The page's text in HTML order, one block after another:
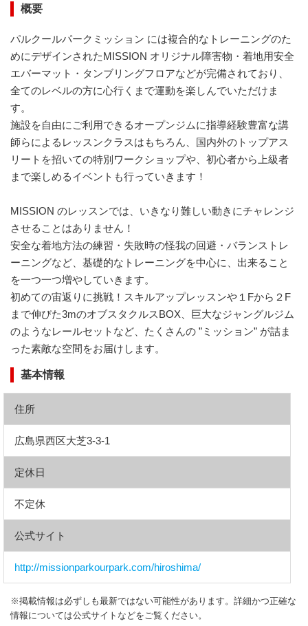
概要
パルクールパークミッション には複合的なトレーニングのた
めにデザインされたMISSION オリジナル障害物・着地用安全
エバーマット・タンブリングフロアなどが完備されており、
全てのレベルの方に心行くまで運動を楽しんでいただけま
す。
施設を自由にご利用できるオープンジムに指導経験豊富な講
師らによるレッスンクラスはもちろん、国内外のトップアス
リートを招いての特別ワークショップや、初心者から上級者
まで楽しめるイベントも行っていきます！
MISSION のレッスンでは、いきなり難しい動きにチャレンジ
させることはありません！
安全な着地方法の練習・失敗時の怪我の回避・バランストレ
ーニングなど、基礎的なトレーニングを中心に、出来ること
を一つ一つ増やしていきます。
初めての宙返りに挑戦！スキルアップレッスンや１Fから２F
まで伸びた3mのオブスタクルスBOX、巨大なジャングルジム
のようなレールセットなど、たくさんの ”ミッション” が詰ま
った素敵な空間をお届けします。
基本情報
住所
広島県西区大芝3-3-1
定休日
不定休
公式サイト
http://missionparkourpark.com/hiroshima/
※掲載情報は必ずしも最新ではない可能性があります。詳細かつ正確な
情報については公式サイトなどをご覧ください。